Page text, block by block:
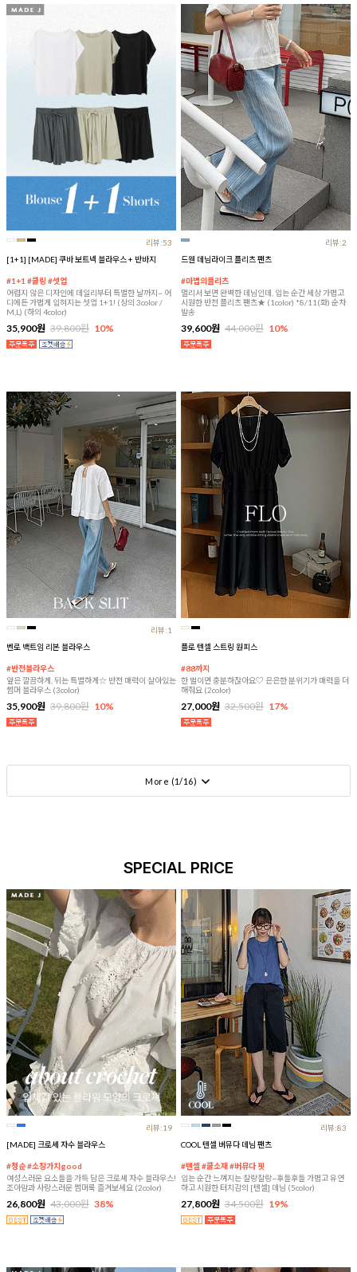
리뷰:53
[1+1] [MADE] 쿠바 보트넥 블라우스 + 반바지
#1+1 #쿨링 #셋업
어렵지 않은 디자인에 데일리부터 특별한 날까지~ 어
디에든 가볍게 입혀지는 셋업 1+1! (상의 3color /
M,L) (하의 4color)
35,900원 39,800원 10%
리뷰:2
드웬 데님라이크 플리츠 팬츠
#마법의플리츠
멀리서 보면 완벽한 데님인데, 입는 순간 세상 가볍고
시원한 반전 플리츠 팬츠★ (1color) *8/11(화) 순차
발송
39,600원 44,000원 10%
리뷰:1
벤로 백트임 리본 블라우스
#반전블라우스
앞은 깔끔하게, 뒤는 특별하게☆ 반전 매력이 살아있는
썸머 블라우스 (3color)
35,900원 39,800원 10%
플로 텐셀 스트링 원피스
#88까지
한 벌이면 충분하잖아요♡ 은은한 분위기가 매력을 더
해줘요 (2color)
27,000원 32,500원 17%
More (1/16)
SPECIAL PRICE
리뷰:19
[MADE] 크로셰 자수 블라우스
#청순 #소장가치good
여성스러운 요소들을 가득 담은 크로셰 자수 블라우스!
조아맘과 사랑스러운 썸머룩 즐겨보세요 (2color)
26,800원 43,000원 38%
리뷰:83
COOL 텐셀 버뮤다 데님 팬츠
#텐셀 #쿨소재 #버뮤다 핏
입는 순간 느껴지는 찰랑찰랑~후들후들 가볍고 유연
하고 시원한 터치감의 [텐셀] 데님 (5color)
27,800원 34,500원 19%